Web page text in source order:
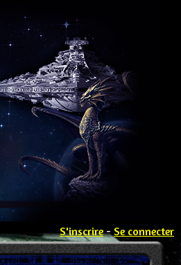
S'inscrire-Se connecter